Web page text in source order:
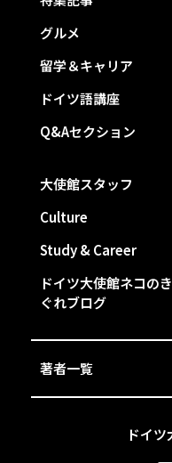
ドイ
グルメ
留学＆キャリア
ドイツ語講座
Q&Aセクション
大使館スタッフ
Culture
Study & Career
ドイツ大使館ネコの
ぐれブログ
著者一覧